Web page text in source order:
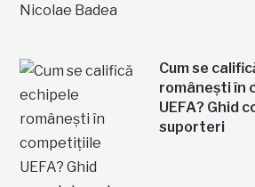
Cum se
românești în
UEFA? Ghid
suporteri